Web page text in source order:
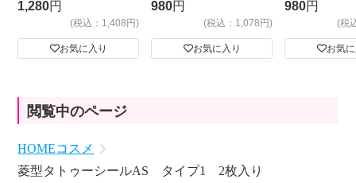
1,280円
(税込：1,408円)
お気に入り
980円
(税込：1,078円)
お気に入り
980円
(税
お気
閲覧中のページ
HOMEコスメ
菱型タトゥーシールAS タイプ1 2枚入り